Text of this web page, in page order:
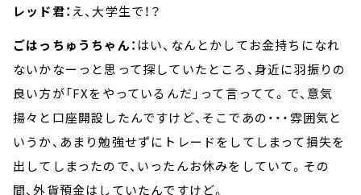
レッド君： え、大学生で！？
ごはっちゅうちゃん： はい、なんとかしてお金持ちになれ
ないかなーっと思って探していたところ、身近に羽振りの
良い方が「FXをやっているんだ」って言ってて。で、意気
揚々と口座開設したんですけど、そこであの・・・雰囲気と
いうか、あまり勉強せずにトレードをしてしまって損失を
出してしまったので、いったんお休みをしていて。その
間、外貨預金はしていたんですけど。